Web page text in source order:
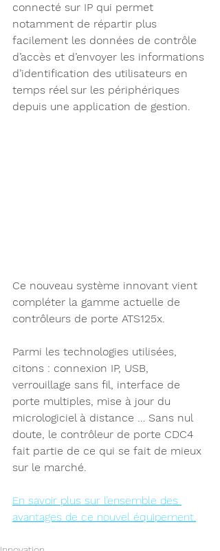
connecté sur IP qui permet
notamment de répartir plus
facilement les données de contrôle
d’accès et d’envoyer les informations
d’identification des utilisateurs en
temps réel sur les périphériques
depuis une application de gestion.
Ce nouveau système innovant vient
compléter la gamme actuelle de
contrôleurs de porte ATS125x.
Parmi les technologies utilisées,
citons : connexion IP, USB,
verrouillage sans fil, interface de
porte multiples, mise à jour du
micrologiciel à distance … Sans nul
doute, le contrôleur de porte CDC4
fait partie de ce qui se fait de mieux
sur le marché.
En savoir plus sur l’ensemble des
avantages de ce nouvel équipement.